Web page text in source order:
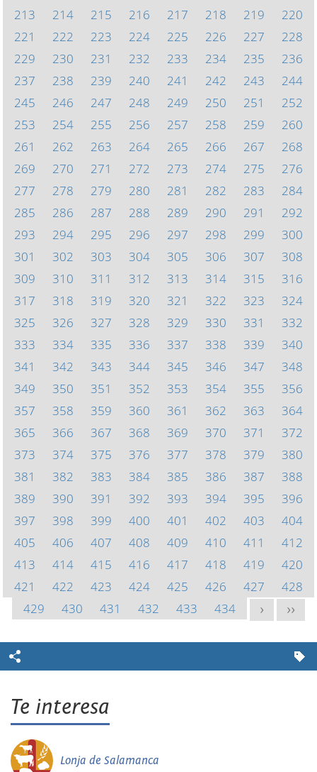
213
214 215 216 217 218 219
220
221
222 223 224 225 226 227
228
229
230 231 232 233 234 235
236
237
238 239 240 241 242 243
244
245
246 247 248 249 250 251
252
253
254 255 256 257 258 259
260
261
262 263 264 265 266 267
268
269
270 271 272 273 274 275
276
277
278 279 280 281 282 283
284
285
286 287 288 289 290 291
292
293
294 295 296 297 298 299
300
301
302 303 304 305 306 307
308
309
310 311 312 313 314 315
316
317
318 319 320 321 322 323
324
325
326 327 328 329 330 331
332
333
334 335 336 337 338 339
340
341
342 343 344 345 346 347
348
349
350 351 352 353 354 355
356
357
358 359 360 361 362 363
364
365
366 367 368 369 370 371
372
373
374 375 376 377 378 379
380
381
382 383 384 385 386 387
388
389
390 391 392 393 394 395
396
397
398 399 400 401 402 403
404
405
406 407 408 409 410 411
412
413
414 415 416 417 418 419
420
421
422 423 424 425 426 427
428
429
430 431 432 433 434 > >>
Te interesa
Lonja de Salamanca